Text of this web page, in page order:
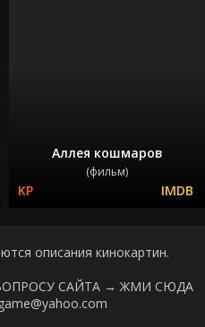
Аллея кошмаров
(фильм)
описания кинокартин.
САЙТА → ЖМИ СЮДА